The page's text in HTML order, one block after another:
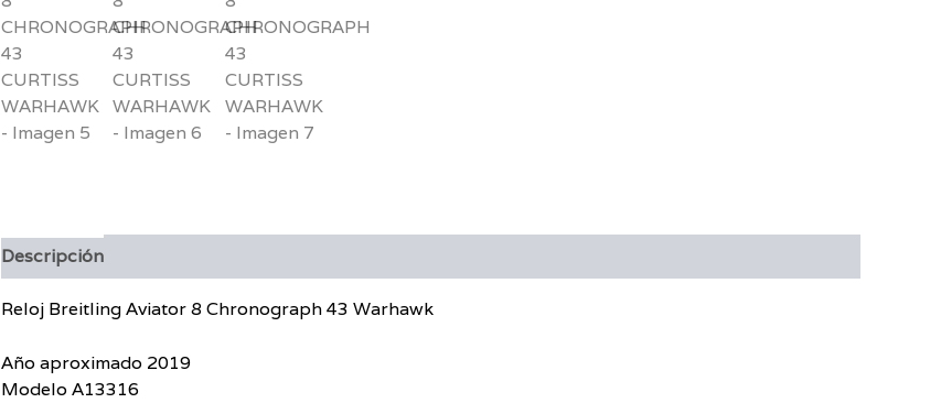
Descripción
Reloj Breitling Aviator 8 Chronograph 43 Warhawk
Año aproximado 2019
Modelo A13316